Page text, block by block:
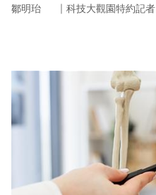
鄒明珆 ｜ 科技大觀園特約記者